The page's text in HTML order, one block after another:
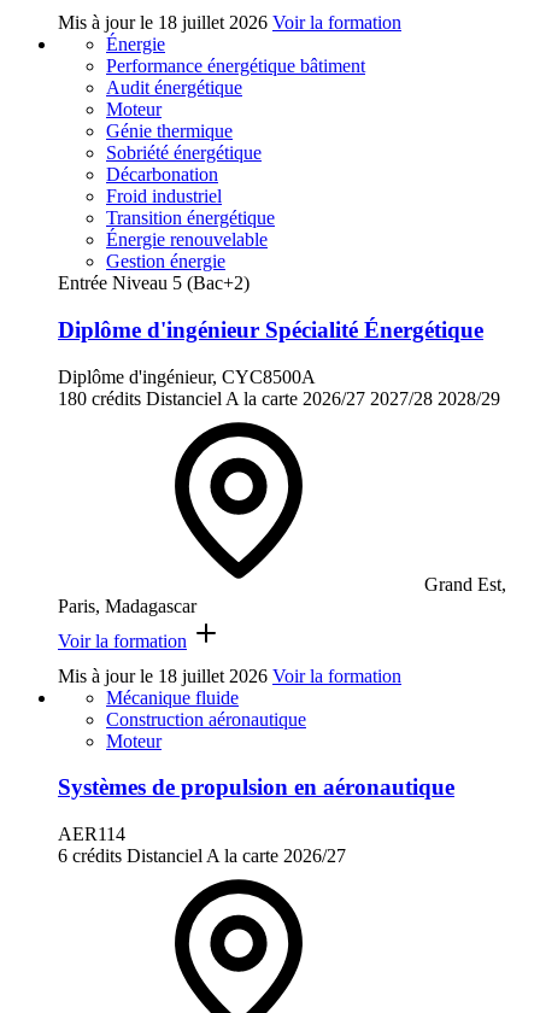
Mis à jour le 18 juillet 2026 Voir la formation
Énergie
Performance énergétique bâtiment
Audit énergétique
Moteur
Génie thermique
Sobriété énergétique
Décarbonation
Froid industriel
Transition énergétique
Énergie renouvelable
Gestion énergie
Entrée Niveau 5 (Bac+2)
Diplôme d'ingénieur Spécialité Énergétique
Diplôme d'ingénieur, CYC8500A
180 crédits Distanciel A la carte 2026/27 2027/28 2028/29
Grand Est,
Paris, Madagascar
Voir la formation
Mis à jour le 18 juillet 2026 Voir la formation
Mécanique fluide
Construction aéronautique
Moteur
Systèmes de propulsion en aéronautique
AER114
6 crédits Distanciel A la carte 2026/27